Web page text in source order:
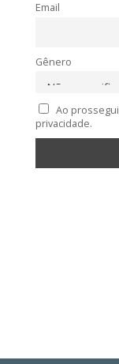
Email
Gênero
Ao
privacidade.